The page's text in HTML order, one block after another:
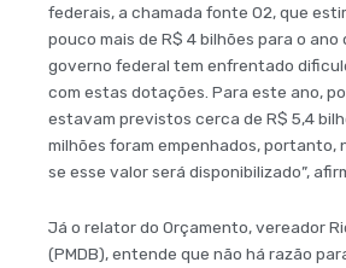
federais, a chamada fonte 02, que
pouco mais de R$ 4 bilhões para o ano
governo federal tem enfrentado
com estas dotações. Para este ano,
estavam previstos cerca de R$ 5,4
milhões foram empenhados, portanto,
se esse valor será disponibilizado”,
Já o relator do Orçamento, vereador
(PMDB), entende que não há razão